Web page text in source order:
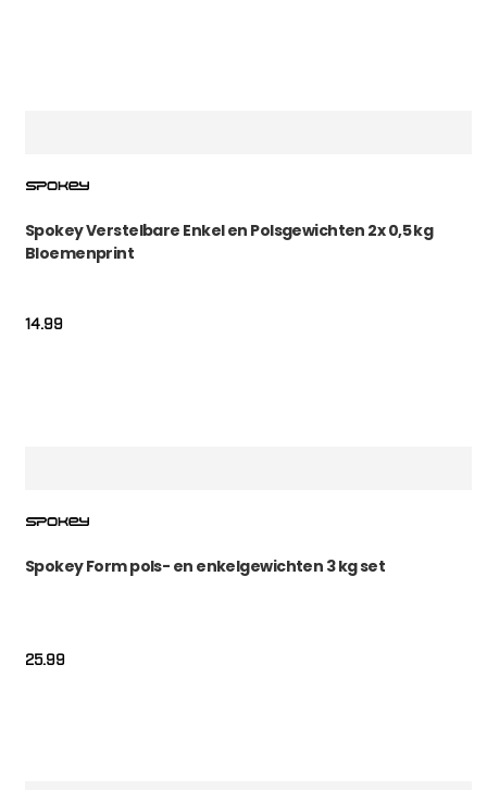
Spokey Verstelbare Enkel en Polsgewichten 2x 0,5 kg
Bloemenprint
14.99
Spokey Form pols- en enkelgewichten 3 kg set
25.99